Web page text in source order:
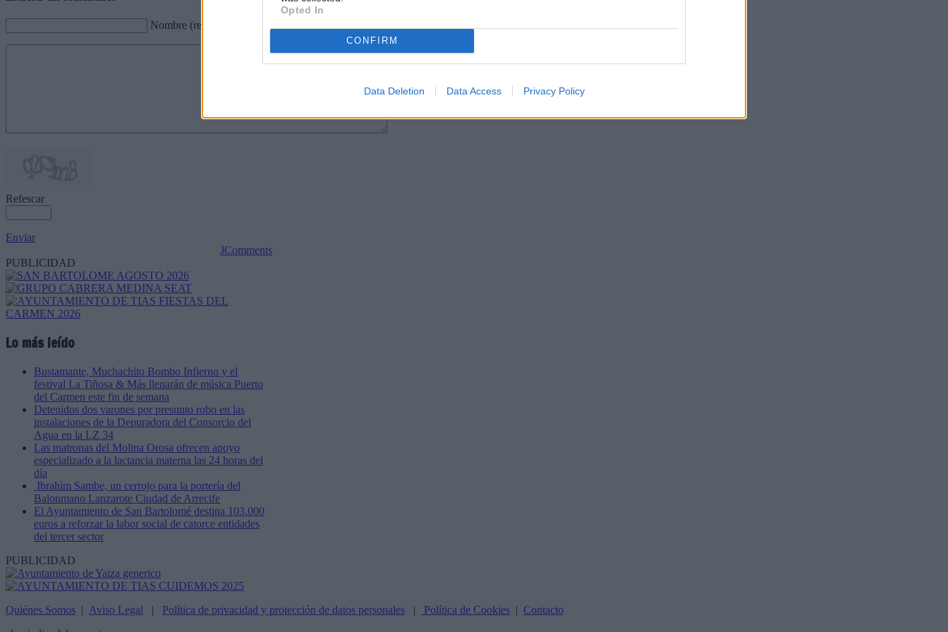
Opted In
CONFIRM
Data Deletion Data Access Privacy Policy
Nombre (requerido)
Refescar
Enviar
JComments
PUBLICIDAD
Lo más leído
Bustamante, Muchachito Bombo Infierno y el
festival La Tiñosa & Más llenarán de música Puerto
del Carmen este fin de semana
Detenidos dos varones por presunto robo en las
instalaciones de la Depuradora del Consorcio del
Agua en la LZ 34
Las matronas del Molina Orosa ofrecen apoyo
especializado a la lactancia materna las 24 horas del
día
Ibrahim Sambe, un cerrojo para la portería del
Balonmano Lanzarote Ciudad de Arrecife
El Ayuntamiento de San Bartolomé destina 103.000
euros a reforzar la labor social de catorce entidades
del tercer sector
PUBLICIDAD
Quiénes Somos | Aviso Legal | Política de privacidad y protección de datos personales | Política de Cookies | Contacto